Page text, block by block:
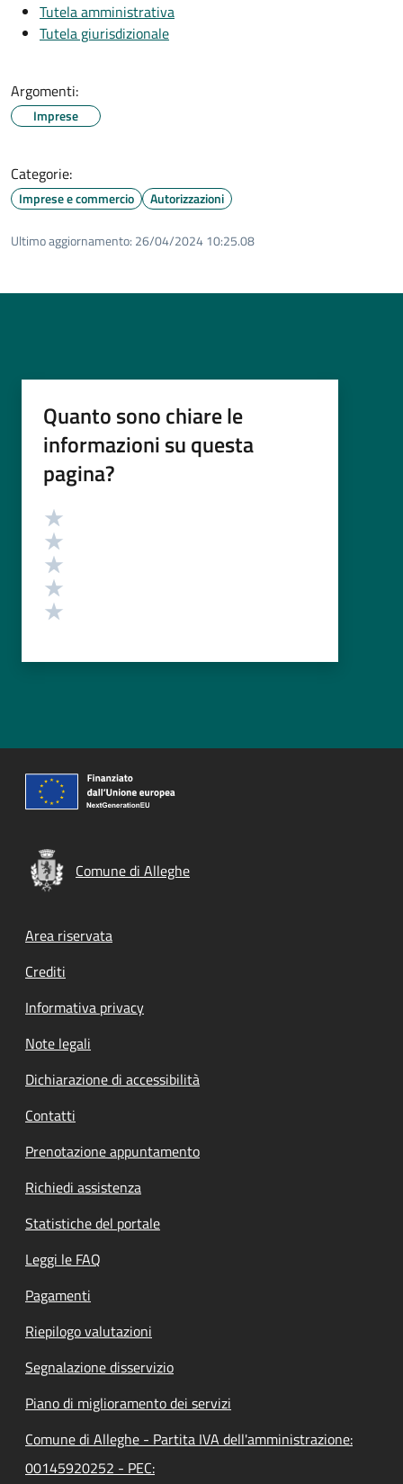
Tutela amministrativa
Tutela giurisdizionale
Argomenti:
Imprese
Categorie:
Imprese e commercio Autorizzazioni
Ultimo aggiornamento: 26/04/2024 10:25.08
Quanto sono chiare le
informazioni su questa
pagina?
Valutazione
Comune di Alleghe
Footer menu
Area riservata
Crediti
Informativa privacy
Note legali
Dichiarazione di accessibilità
Contatti
Prenotazione appuntamento
Richiedi assistenza
Statistiche del portale
Leggi le FAQ
Pagamenti
Riepilogo valutazioni
Segnalazione disservizio
Piano di miglioramento dei servizi
Comune di Alleghe - Partita IVA dell'amministrazione:
00145920252 - PEC: